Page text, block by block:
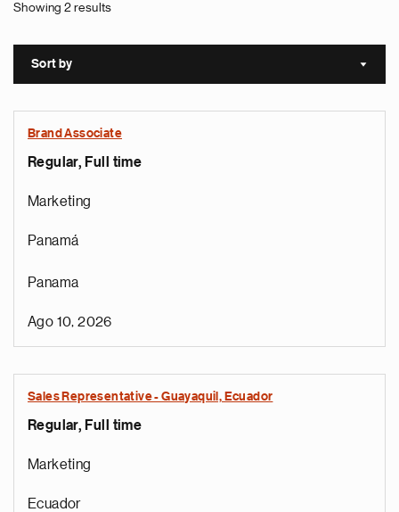
Showing 2 results
Sort by Sort
Brand Associate
Regular, Full time
Marketing
Panamá
Panama
Ago 10, 2026
Sales Representative - Guayaquil, Ecuador
Regular, Full time
Marketing
Ecuador